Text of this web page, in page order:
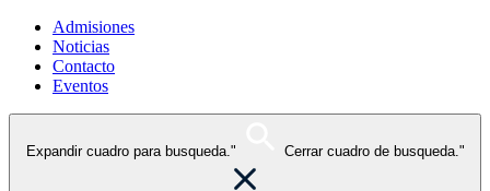
Admisiones
Noticias
Contacto
Eventos
Expandir cuadro para busqueda." Cerrar cuadro de busqueda."